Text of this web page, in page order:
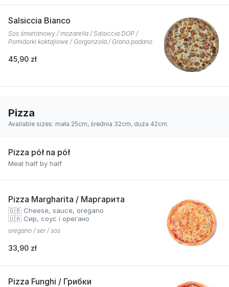
Salsiccia Bianco
Sos śmietanowy / mozarella / Salsiccia DOP /
Pomidorki koktajlowe / Gorgonzola / Grana padano
45,90 zł
Pizza
Available sizes: mała 25cm, średnia 32cm, duża 42cm.
Pizza pół na pół
Meal half by half
Pizza Margharita / Маргарита
🇬🇧 Cheese, sauce, oregano
🇺🇦 Сир, соус і орегано
oregano / ser / sos
33,90 zł
Pizza Funghi / Грибки